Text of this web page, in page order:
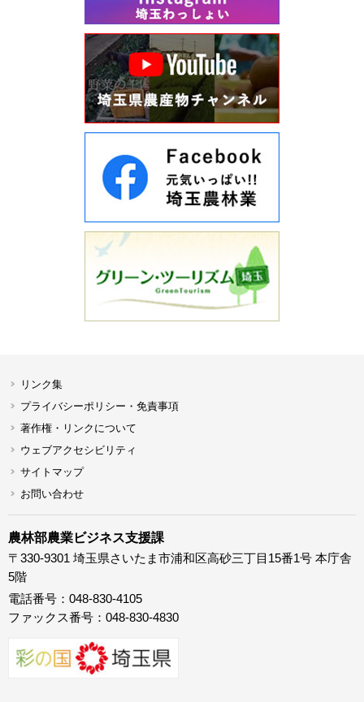
リンク集
プライバシーポリシー・免責事項
著作権・リンクについて
ウェブアクセシビリティ
サイトマップ
お問い合わせ
農林部農業ビジネス支援課
〒330-9301 埼玉県さいたま市浦和区高砂三丁目15番1号 本庁舎
5階
電話番号：048-830-4105
ファックス番号：048-830-4830